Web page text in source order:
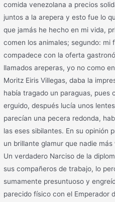
comida venezolana a precios
juntos a la arepera y esto fue lo
que jamás he hecho en mi vida,
comen los animales; segundo: mi
compadece con la oferta
llamados areperas, yo no como
Moritz Eiris Villegas, daba la
había tragado un paraguas, pues
erguido, después lucía unos
parecían una pecera redonda,
las eses sibilantes. En su opinión
un brillante glamur que nadie
Un verdadero Narciso de la
sus compañeros de trabajo, lo
sumamente presuntuoso y
parecido físico con el Emperador